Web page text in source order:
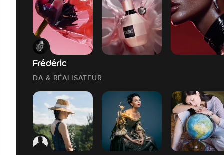
Frédéric
DA & RÉALISATEUR